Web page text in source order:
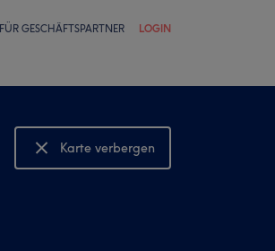
FÜR GESCHÄFTSPARTNER LOGIN
Karte verbergen
Karte anzeigen